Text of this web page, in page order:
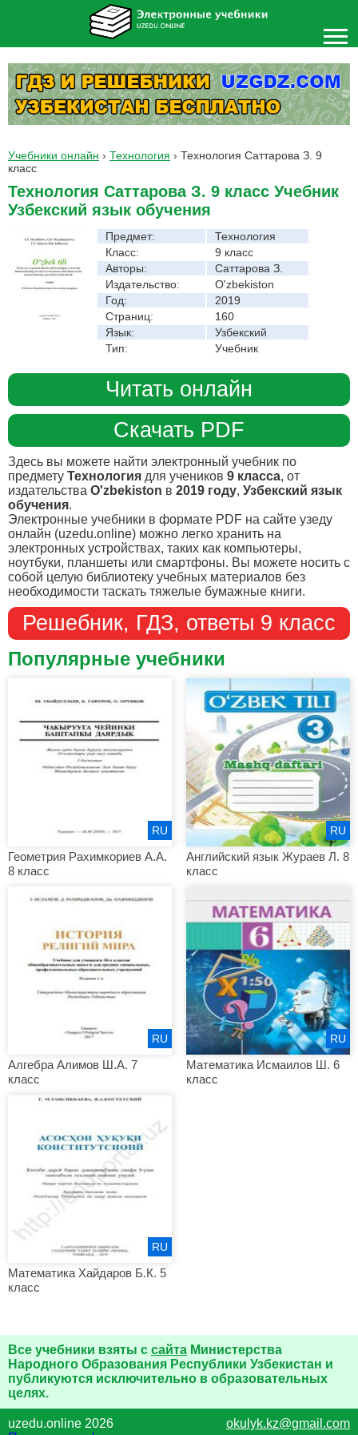
Учебники онлайн › Технология › Технология Саттарова З. 9
класс
Технология Саттарова З. 9 класс Учебник
Узбекский язык обучения
Предмет:
Технология
Класс:
9 класс
Авторы:
Саттарова З.
Издательство:
O'zbekiston
Год:
2019
Страниц:
160
Язык:
Узбекский
Тип:
Учебник
Читать онлайн
Скачать PDF
Здесь вы можете найти электронный учебник по
предмету Технология для учеников 9 класса, от
издательства O'zbekiston в 2019 году, Узбекский язык
обучения.
Электронные учебники в формате PDF на сайте узеду
онлайн (uzedu.online) можно легко хранить на
электронных устройствах, таких как компьютеры,
ноутбуки, планшеты или смартфоны. Вы можете носить с
собой целую библиотеку учебных материалов без
необходимости таскать тяжелые бумажные книги.
Решебник, ГДЗ, ответы 9 класс
Популярные учебники
Геометрия Рахимкориев А.А.
8 класс
RU
Английский язык Жураев Л. 8
класс
RU
Алгебра Алимов Ш.А. 7
класс
RU
Математика Исмаилов Ш. 6
класс
RU
Математика Хайдаров Б.К. 5
класс
RU
Все учебники взяты с сайта Министерства
Народного Образования Республики Узбекистан и
публикуются исключительно в образовательных
целях.
uzedu.online 2026
okulyk.kz@gmail.com